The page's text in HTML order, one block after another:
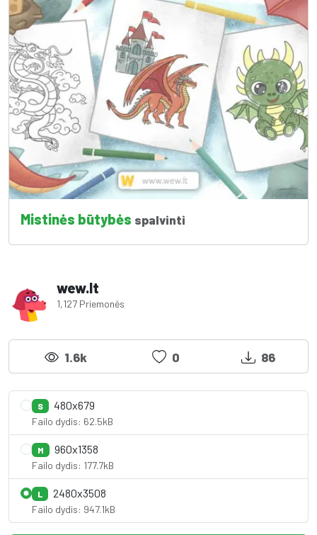
Mistinės būtybės spalvinti
wew.lt
1,127 Priemonės
1.6k 0 86
S 480x679
Failo dydis: 62.5kB
M 960x1358
Failo dydis: 177.7kB
L 2480x3508
Failo dydis: 947.1kB